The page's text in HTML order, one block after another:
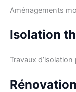
Aménagements
Isolation
Travaux